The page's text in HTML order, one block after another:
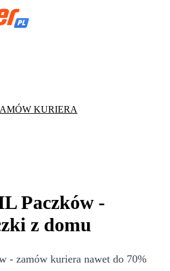
KURIERA
Paczków -
z domu
- zamów kuriera nawet do 70%